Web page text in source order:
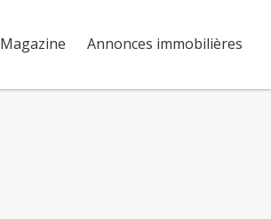
Magazine Annonces immobilières